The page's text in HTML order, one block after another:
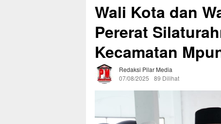
Wali Kota dan
Pererat
Kecamatan
Redaksi Pilar Media
07/08/2025
89 Dilihat